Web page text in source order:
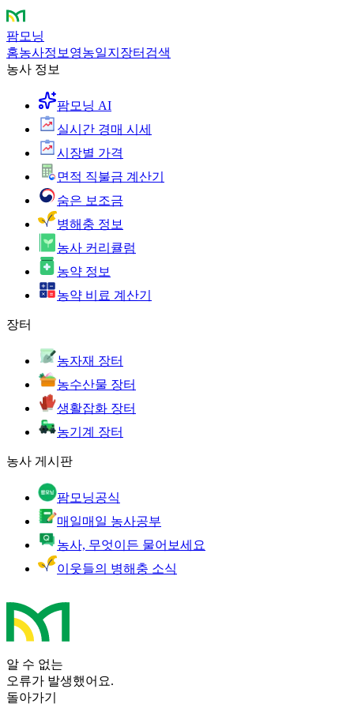
팜모닝
홈농사정보 영농일지 장터 검색
농사 정보
팜모닝 AI
실시간 경매 시세
시장별 가격
면적 직불금 계산기
숨은 보조금
병해충 정보
농사 커리큘럼
농약 정보
농약 비료 계산기
장터
농자재 장터
농수산물 장터
생활잡화 장터
농기계 장터
농사 게시판
팜모닝공식
매일매일 농사공부
농사, 무엇이든 물어보세요
이웃들의 병해충 소식
알 수 없는
오류가 발생했어요.
돌아가기